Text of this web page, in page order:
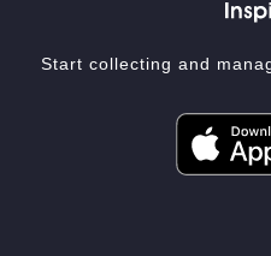
Start collecting and